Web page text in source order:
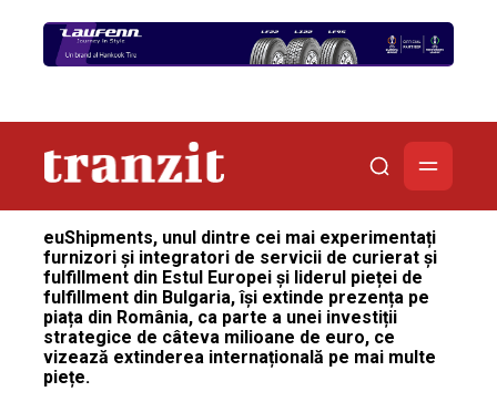
euShipments, unul dintre cei mai experimentați
furnizori și integratori de servicii de curierat și
fulfillment din Estul Europei și liderul pieței de
fulfillment din Bulgaria, își extinde prezența pe
piața din România, ca parte a unei investiții
strategice de câteva milioane de euro, ce
vizează extinderea internațională pe mai multe
piețe.